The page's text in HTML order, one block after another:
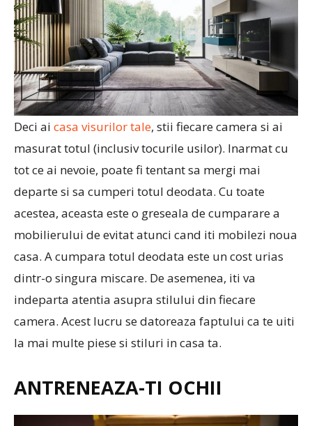
Deci ai casa visurilor tale, stii fiecare camera si ai
masurat totul (inclusiv tocurile usilor). Inarmat cu
tot ce ai nevoie, poate fi tentant sa mergi mai
departe si sa cumperi totul deodata. Cu toate
acestea, aceasta este o greseala de cumparare a
mobilierului de evitat atunci cand iti mobilezi noua
casa. A cumpara totul deodata este un cost urias
dintr-o singura miscare. De asemenea, iti va
indeparta atentia asupra stilului din fiecare
camera. Acest lucru se datoreaza faptului ca te uiti
la mai multe piese si stiluri in casa ta.
ANTRENEAZA-TI OCHII